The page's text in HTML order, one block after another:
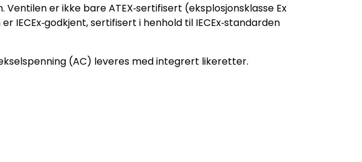
er ikke bare ATEX‑sertifisert (eksplosjonsklasse Ex
sertifisert i henhold til IECEx‑standarden
(AC) leveres med integrert likeretter.